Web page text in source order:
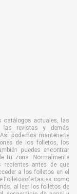
catálogos actuales, las
las revistas y demás
podemos mantenerte
de los folletos, los
puedes encontrar
tu zona. Normalmente
antes de que
a los folletos en el
Folletosofertas.es como
al leer los folletos de